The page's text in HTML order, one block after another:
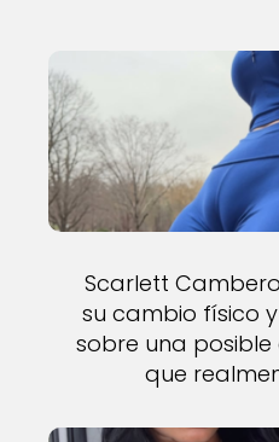
Scarlett
su cambio físico
sobre una posible
que